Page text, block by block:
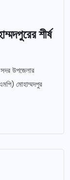
শীর্ষ
সদর উপজেলার
মোহাম্মদপুর